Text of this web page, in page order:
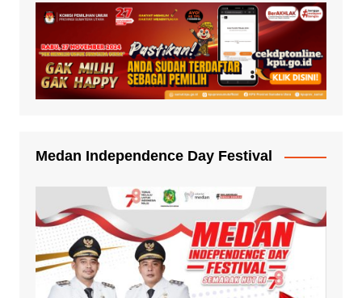
Medan Independence Day Festival